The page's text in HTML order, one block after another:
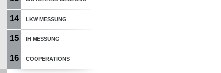
14 LKW MESSUNG
15 IH MESSUNG
16 COOPERATIONS